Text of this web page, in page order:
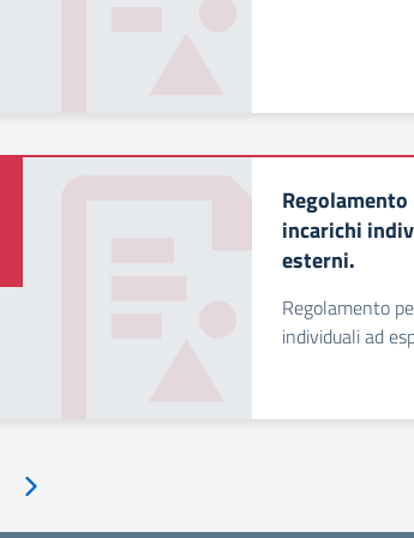
incarichi
esterni.
Regolamento
individuali ad
Pagina successiva